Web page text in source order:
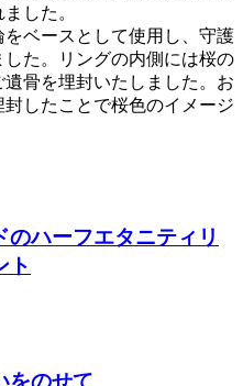
した。
ベースとして使用し、守護
た。リングの内側には桜の
骨を埋封いたしました。お
したことで桜色のイメージ
ハーフエタニティリ
ト
をのせて